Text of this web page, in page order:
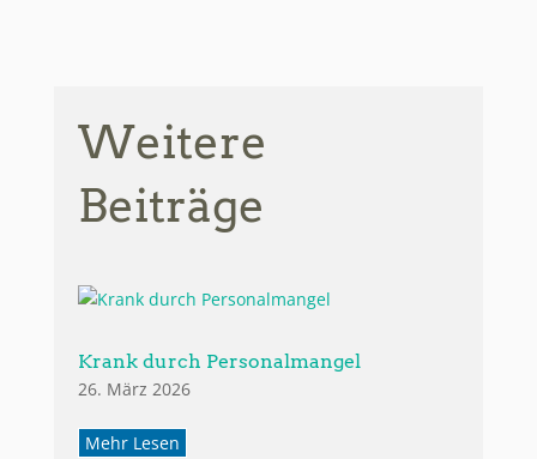
Weitere
Beiträge
Krank durch Personalmangel
26. März 2026
Mehr Lesen